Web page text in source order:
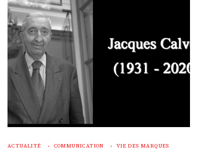
ACTUALITÉ COMMUNICATION VIE DES MARQUES